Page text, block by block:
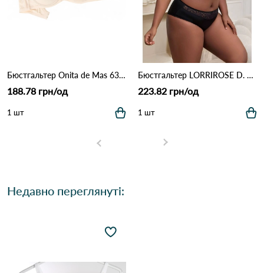
Бюстгальтер Onita de Mas 6319D 4,3 Бежевий
188.78 грн/од
1 шт
Бюстгальтер LORRIROSE D. 009 Чорний
223.82 грн/од
1 шт
Недавно переглянуті: